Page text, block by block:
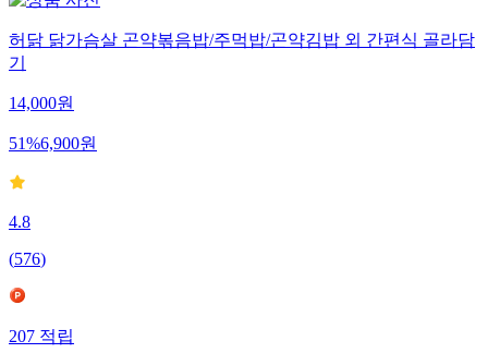
허닭 닭가슴살 곤약볶음밥/주먹밥/곤약김밥 외 간편식 골라담
기
14,000원
51%6,900원
4.8
(576)
207적립